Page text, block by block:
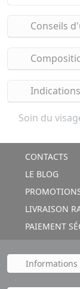
Conseils
Indications
Soin du
CONTACTS
LE BLOG
LIVRAISON
PAIEMENT
Informations